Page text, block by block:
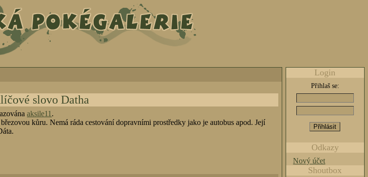
slovo Datha
aksile11 .
kůru. Nemá ráda cestování dopravními prostředky jako je autobus apod. Její
Login
Přihlaš se:
Odkazy
Nový účet
Shoutbox